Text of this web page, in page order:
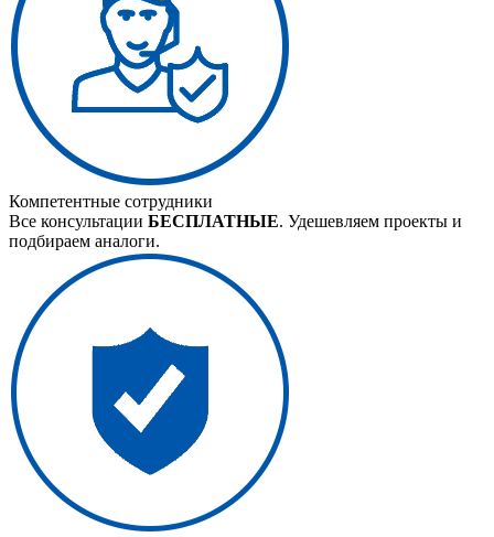
Компетентные сотрудники
Все консультации БЕСПЛАТНЫЕ. Удешевляем проекты и
подбираем аналоги.